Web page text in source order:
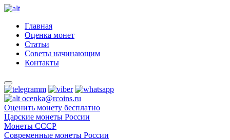
Главная
Оценка монет
Статьи
Советы начинающим
Контакты
ocenka@rcoins.ru
Оценить монету бесплатно
Царские монеты России
Монеты СССР
Современные монеты России